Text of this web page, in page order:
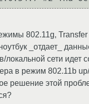
802.11g,
_отдает_
локальной сети идет
в режим 802.11b
решение этой